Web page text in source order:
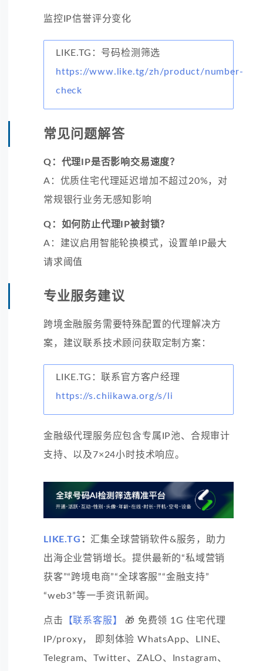
监控IP信誉评分变化
LIKE.TG：号码检测筛选
https://www.like.tg/zh/product/number-
check
常见问题解答
Q：代理IP是否影响交易速度？
A：优质住宅代理延迟增加不超过20%，对
常规银行业务无感知影响
Q：如何防止代理IP被封锁？
A：建议启用智能轮换模式，设置单IP最大
请求阈值
专业服务建议
跨境金融服务需要特殊配置的代理解决方
案，建议联系技术顾问获取定制方案：
LIKE.TG：联系官方客户经理
https://s.chiikawa.org/s/li
金融级代理服务应包含专属IP池、合规审计
支持、以及7×24小时技术响应。
LIKE.TG ： 汇集全球营销软件&服务，助力
出海企业营销增长。提供最新的“私域营销
获客”“跨境电商”“全球客服”“金融支持”
“web3”等一手资讯新闻。
点击 【联系客服】
🎁 免费领 1G 住宅代理
IP/proxy， 即刻体验 WhatsApp、LINE、
Telegram、Twitter、ZALO、Instagram、